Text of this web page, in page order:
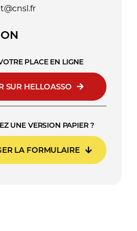
PLACE EN LIGNE
SUR HELLOASSO
UNE VERSION PAPIER ?
LA FORMULAIRE